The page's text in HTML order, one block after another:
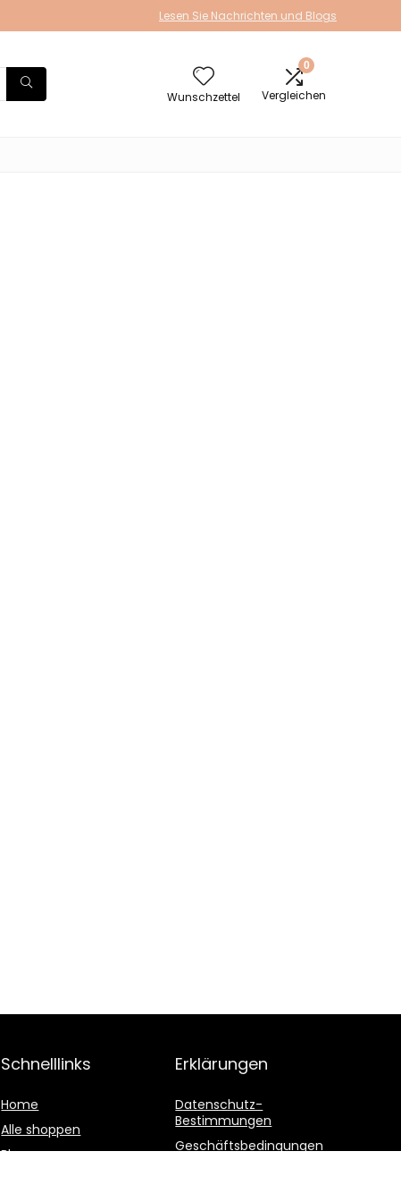
Lesen Sie Nachrichten und Blogs
Wunschzettel
0
Vergleichen
Schnelllinks
Home
Alle shoppen
Blogs
Erklärungen
Datenschutz-
Bestimmungen
Geschäftsbedingungen